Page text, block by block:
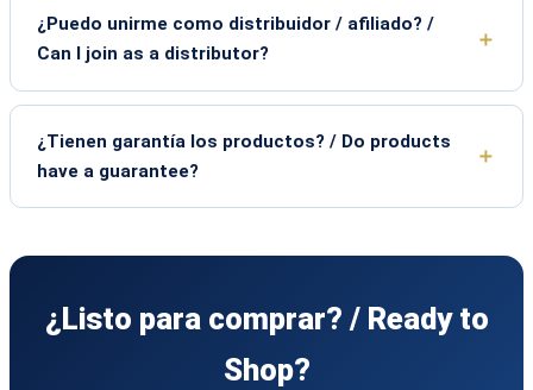
¿Puedo unirme como distribuidor / afiliado? /
Can I join as a distributor?
¿Tienen garantía los productos? / Do products
have a guarantee?
¿Listo para comprar? / Ready to
Shop?